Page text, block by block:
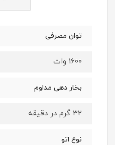
توان مصرفی
1600 وات
بخار دهی مداوم
32 گرم در دقیقه
نوع اتو